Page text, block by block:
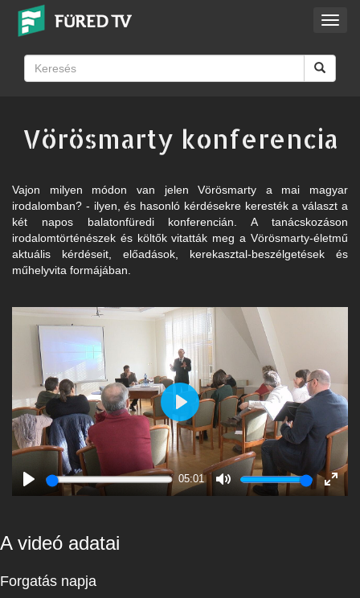
Vörösmarty konferencia
Vajon milyen módon van jelen Vörösmarty a mai magyar
irodalomban? - ilyen, és hasonló kérdésekre keresték a választ a
két napos balatonfüredi konferencián. A tanácskozáson
irodalomtörténészek és költők vitatták meg a Vörösmarty-életmű
aktuális kérdéseit, előadások, kerekasztal-beszélgetések és
műhelyvita formájában.
Play
05:01
Mute
Enter
Play
A videó adatai
Forgatás napja